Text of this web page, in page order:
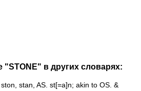
"STONE" в других словарях:
stan, AS. st[=a]n; akin to OS. &